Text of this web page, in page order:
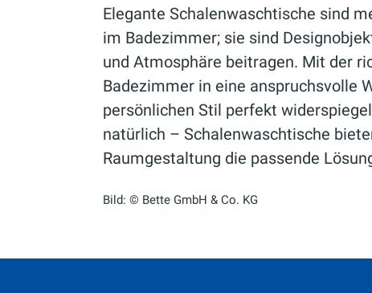
Elegante Schalenwaschtische sind
im Badezimmer; sie sind
und Atmosphäre beitragen. Mit der
Badezimmer in eine anspruchsvolle
persönlichen Stil perfekt
natürlich – Schalenwaschtische
Raumgestaltung die passende
Bild: © Bette GmbH & Co. KG